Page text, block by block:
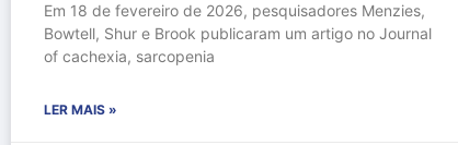
Em 18 de fevereiro de 2026, pesquisadores Menzies,
Bowtell, Shur e Brook publicaram um artigo no Journal
of cachexia, sarcopenia
LER MAIS »